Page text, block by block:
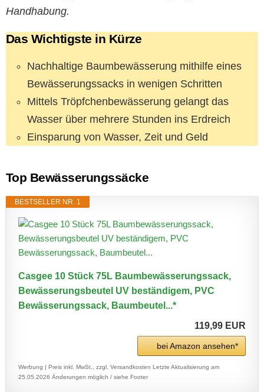
Handhabung.
Das Wichtigste in Kürze
Nachhaltige Baumbewässerung mithilfe eines
Bewässerungssacks in wenigen Schritten
Mittels Tröpfchenbewässerung gelangt das
Wasser über mehrere Stunden ins Erdreich
Einsparung von Wasser, Zeit und Geld
Top Bewässerungssäcke
BESTSELLER NR. 1
Casgee 10 Stück 75L Baumbewässerungssack,
Bewässerungsbeutel UV beständigem, PVC
Bewässerungssack, Baumbeutel...*
119,99 EUR
bei Amazon ansehen*
Werbung | Preis inkl. MwSt., zzgl. Versandkosten Letzte Aktualisierung am
25.05.2026 Änderungen möglich / siehe Footer